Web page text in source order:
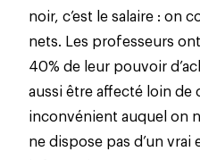
noir, c’est le salaire : on
nets. Les professeurs
40% de leur pouvoir
aussi être affecté loin de
inconvénient auquel on
ne dispose pas d’un vrai